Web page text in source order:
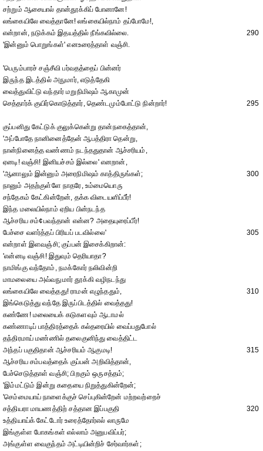
சற்றும் ஆசையால் தான்தூக்கிப் போனானே!
லங்கையிலே வைத்தானே! லங்கையில்நாம் தப்போமே!,
என்றான், நடுக்கம் இதயத்தில் நீங்கவில்லை.
290
'இன்னும் பொறுங்கள்' எனஉரைத்தாள் வஞ்சி.
'பெரும்பாரச் சஞ்சீவி பர்வதத்தைப் பின்னர்
இருந்த இடத்தில் அநுமார், எடுத்தேகி
வைத்துவிட்டு வந்தார் மறுநிமிஷம் ஆகாமுன்
செத்தார்க் குயிர்கொடுத்தார், தெண்டமும்போட்டு நின்றார்!
295
குப்பனிது கேட்டுக் குலுக்கென்று தான்நகைத்தான்,
'அப்போதே நானினைத்தேன் ஆபத்திரா தென்று,
நான்நினைத்த வண்ணம் நடந்ததுதான் ஆச்சரியம்,
ஏனடி! வஞ்சி! இனியச்சம் இல்லை' எனறான்,
'ஆனாலும் இன்னும் அரைநிமிஷம் காத்திருங்கள்;
300
நானும் அதற்குள்ளே நாதரே, உம்மையொரு
சந்தேகம் கேட்கின்றேன், தக்க விடையளிப்பீர்!
இந்த மலையில்நாம் ஏறிய பின்நடந்த
ஆச்சரிய சம்¢பவந்தான் என்ன? அதையுரைப்பீர்!
பேச்சை வளர்த்தப் பிரியப் படவில்லை'
305
என்றாள் இளவஞ்சி; குப்பன் இசைக்கிறான்:
'என்னடி வஞ்சி! இதுவும் தெரியாதா?
நாமிங்கு வந்தோம், நமக்கோர் நலிவின்றி
மாமலையை அவ்வநுமார் தூக்கி வழிநடந்து
லங்கையிலே வைத்தது! ராமன் எழுந்ததும்,
310
இங்கெடுத்து வந்தே இருப்பிடத்தில் வைத்தது!
கண்ணே! மலையைக் கடுகளவும் ஆடாமல்
கண்ணாடிப் பாத்திரத்தைக் கல்தரையில் வைப்பதுபோல்
தந்திரமாய் மண்ணில் தலைகுனிந்து வைத்திட்ட
அந்தப் பகுதிதான் ஆச்சரியம் ஆகுமடி!
315
ஆச்சரிய சம்பவத்தைக் குப்பன் அறிவித்தான்,
பேச்செடுத்தாள் வஞ்சி; பிறகும் ஒருசத்தம்;
'இம்மட்டும் இன்று கதையை நிறுத்துகின்றேன்;
'செம்மையாய் நாளைக்குச் செப்புகின்றேன் மற்றவற்றைச்
சத்தியரா மாயணத்திற் சத்தான இப்பகுதி
320
உத்தியாய்க் கேட்டோர் உரைத்தோர்எல் லாருமே
இங்குள்ள போகங்கள் எல்லாம் அனுபவிப்பர்;
அங்குள்ள வைகுந்தம் அட்டியின்றிச் சேர்வார்கள்;